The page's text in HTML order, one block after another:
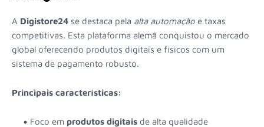
A Digistore24 se destaca pela alta automação e taxas
competitivas. Esta plataforma alemã conquistou o mercado
global oferecendo produtos digitais e físicos com um
sistema de pagamento robusto.
Principais características:
Foco em produtos digitais de alta qualidade